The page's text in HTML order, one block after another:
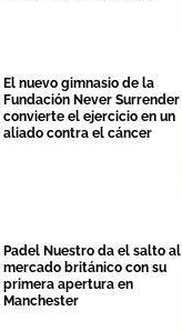
El nuevo gimnasio de la
Fundación Never Surrender
convierte el ejercicio en un
aliado contra el cáncer
Padel Nuestro da el salto al
mercado británico con su
primera apertura en
Manchester